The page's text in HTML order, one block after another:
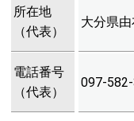
所在地
（代表）
大分県
電話番号
（代表）
097-